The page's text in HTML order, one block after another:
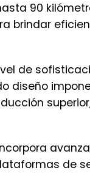
90
brindar
de
diseño
de